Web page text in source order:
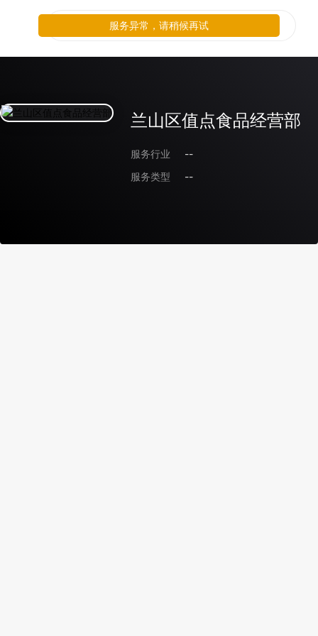
兰山区值点食品经营部
服务行业
--
服务类型
--
服务异常，请稍候再试